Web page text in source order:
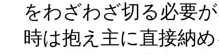
をわざわざ切る必要
時は抱え主に直接納